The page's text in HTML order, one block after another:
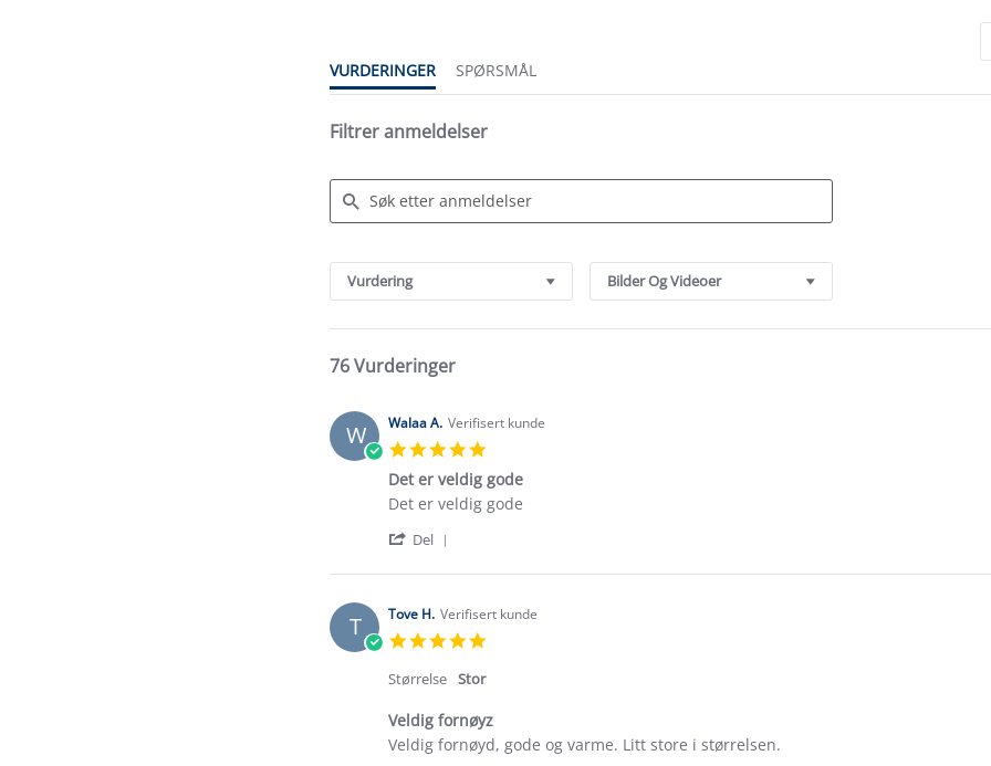
VURDERINGER SPØRSMÅL
Filtrer anmeldelser
Reviews
Vurdering Bilder Og Videoer
76 Vurderinger
W Walaa A. Verifisert kunde
rating
Det er veldig gode
Review
Walaa
on
Feb
2026
review
Det
veldig
Det er veldig gode
Del
Review
Walaa
A.
on
17
Feb
T Tove H. Verifisert kunde
Størrelse Stor
Veldig fornøyz
Review
review
Veldig fornøyd, gode og varme. Litt store i størrelsen.